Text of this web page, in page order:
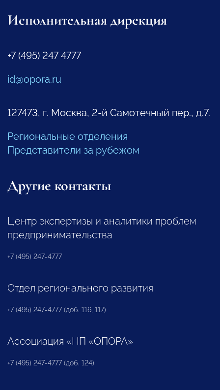
Исполнительная дирекция
+7 (495) 247 4777
id@opora.ru
127473, г. Москва, 2-й Самотечный пер., д.7.
Региональные отделения
Представители за рубежом
Другие контакты
Центр экспертизы и аналитики проблем
предпринимательства
+7 (495) 247-4777
Отдел регионального развития
+7 (495) 247-4777 (доб. 116, 117)
Ассоциация «НП «ОПОРА»
+7 (495) 247-4777 (доб. 124)